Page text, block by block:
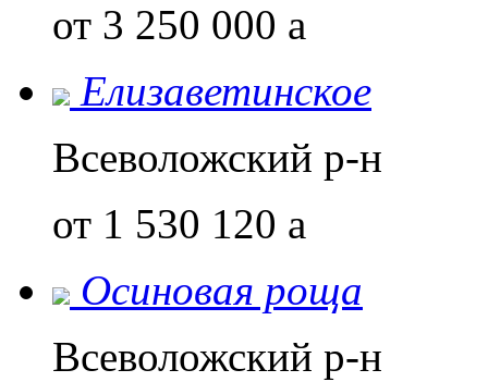
от 3 250 000 a
Елизаветинское
Всеволожский р-н
от 1 530 120 a
Осиновая роща
Всеволожский р-н